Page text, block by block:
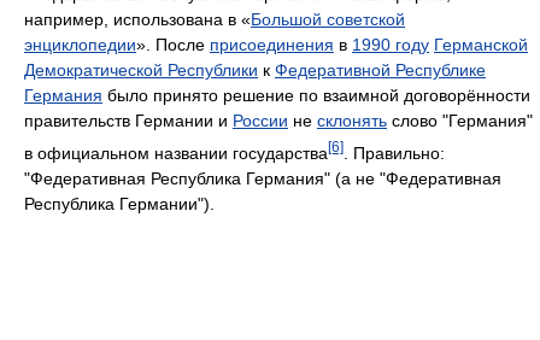
например, использована в «Большой советской
энциклопедии». После присоединения в 1990 году Германской
Демократической Республики к Федеративной Республике
Германия было принято решение по взаимной договорённости
правительств Германии и России не склонять слово "Германия"
в официальном названии государства [6]
. Правильно:
"Федеративная Республика Германия" (а не "Федеративная
Республика Германии").